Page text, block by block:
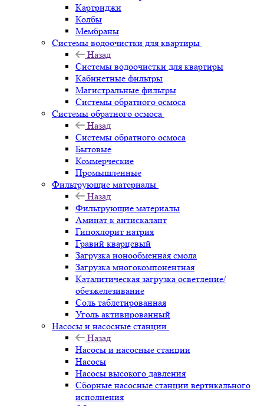
Картриджи
Колбы
Мембраны
Системы водоочистки для квартиры
Назад
Системы водоочистки для квартиры
Кабинетные фильтры
Магистральные фильтры
Системы обратного осмоса
Системы обратного осмоса
Назад
Системы обратного осмоса
Бытовые
Коммерческие
Промышленные
Фильтрующие материалы
Назад
Фильтрующие материалы
Аминат к антискалант
Гипохлорит натрия
Гравий кварцевый
Загрузка ионообменная смола
Загрузка многокомпонентная
Каталитическая загрузка осветление/
обезжелезивание
Соль таблетированная
Уголь активированный
Насосы и насосные станции
Назад
Насосы и насосные станции
Насосы
Насосы высокого давления
Сборные насосные станции вертикального
исполнения